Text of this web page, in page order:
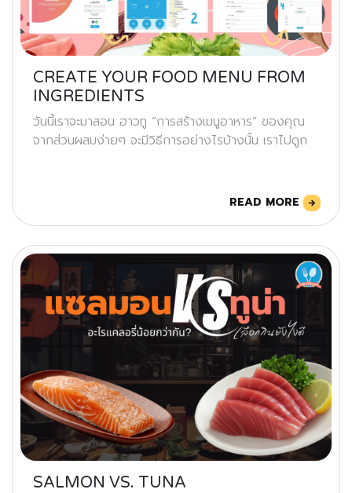
CREATE YOUR FOOD MENU FROM
INGREDIENTS
วันนี้เราจะมาสอน ฮาวทู “การสร้างเมนูอาหาร” ของคุณ
จากส่วนผสมง่ายๆ จะมีวิธีการอย่างไรบ้างนั้น เราไปดูก
READ MORE
SALMON VS. TUNA